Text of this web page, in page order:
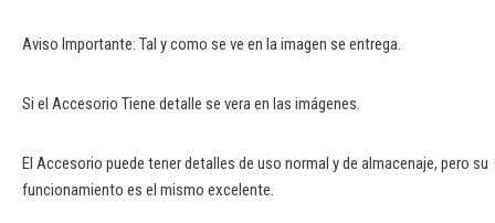
Aviso Importante: Tal y como se ve en la imagen se entrega.
Si el Accesorio Tiene detalle se vera en las imágenes.
El Accesorio puede tener detalles de uso normal y de almacenaje, pero su
funcionamiento es el mismo excelente.